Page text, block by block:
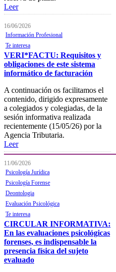
Leer
16/06/2026
Información Profesional
Te interesa
VERI*FACTU: Requisitos y
obligaciones de este sistema
informático de facturación
A continuación os facilitamos el
contenido, dirigido expresamente
a colegiados y colegiadas, de la
sesión informativa realizada
recientemente (15/05/26) por la
Agencia Tributaria.
Leer
11/06/2026
Psicología Jurídica
Psicología Forense
Deontologia
Evaluación Psicológica
Te interesa
CIRCULAR INFORMATIVA:
En las evaluaciones psicológicas
forenses, es indispensable la
presencia física del sujeto
evaluado